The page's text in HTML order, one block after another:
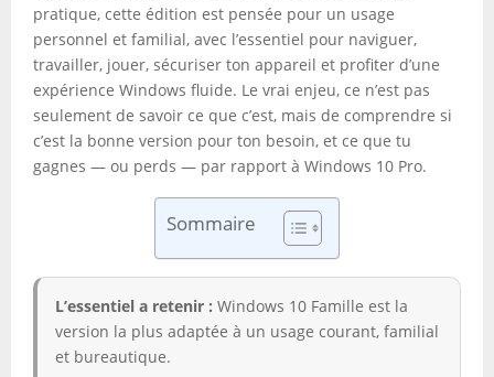
pratique, cette édition est pensée pour un usage
personnel et familial, avec l’essentiel pour naviguer,
travailler, jouer, sécuriser ton appareil et profiter d’une
expérience Windows fluide. Le vrai enjeu, ce n’est pas
seulement de savoir ce que c’est, mais de comprendre si
c’est la bonne version pour ton besoin, et ce que tu
gagnes — ou perds — par rapport à Windows 10 Pro.
Sommaire
L’essentiel a retenir : Windows 10 Famille est la
version la plus adaptée à un usage courant, familial
et bureautique.